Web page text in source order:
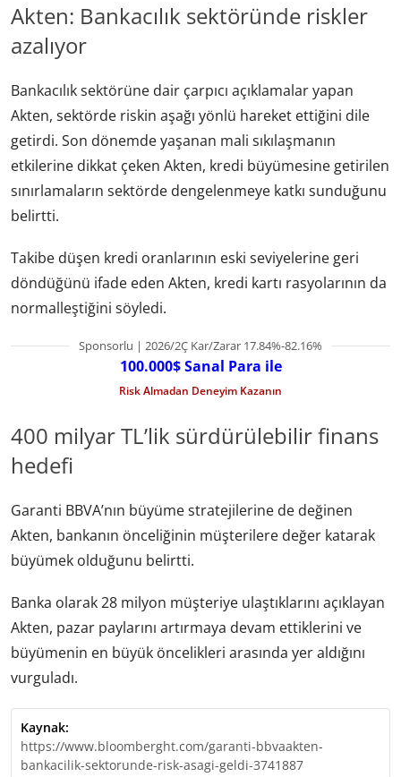
Akten: Bankacılık sektöründe riskler
azalıyor
Bankacılık sektörüne dair çarpıcı açıklamalar yapan
Akten, sektörde riskin aşağı yönlü hareket ettiğini dile
getirdi. Son dönemde yaşanan mali sıkılaşmanın
etkilerine dikkat çeken Akten, kredi büyümesine getirilen
sınırlamaların sektörde dengelenmeye katkı sunduğunu
belirtti.
Takibe düşen kredi oranlarının eski seviyelerine geri
döndüğünü ifade eden Akten, kredi kartı rasyolarının da
normalleştiğini söyledi.
Sponsorlu | 2026/2Ç Kar/Zarar 17.84%-82.16%
100.000$ Sanal Para ile
Risk Almadan Deneyim Kazanın
400 milyar TL’lik sürdürülebilir finans
hedefi
Garanti BBVA’nın büyüme stratejilerine de değinen
Akten, bankanın önceliğinin müşterilere değer katarak
büyümek olduğunu belirtti.
Banka olarak 28 milyon müşteriye ulaştıklarını açıklayan
Akten, pazar paylarını artırmaya devam ettiklerini ve
büyümenin en büyük öncelikleri arasında yer aldığını
vurguladı.
Kaynak:
https://www.bloomberght.com/garanti-bbvaakten-
bankacilik-sektorunde-risk-asagi-geldi-3741887